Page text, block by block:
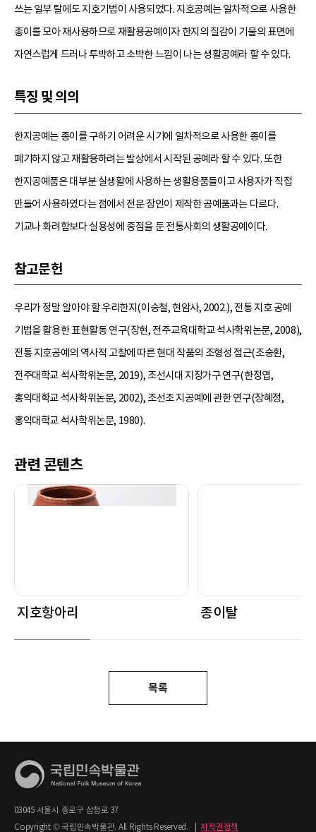
쓰는 일부 탈에도 지호기법이 사용되었다. 지호공예는 일차적으로 사용한
종이를 모아 재사용하므로 재활용공예이자 한지의 질감이 기물의 표면에
자연스럽게 드러나 투박하고 소박한 느낌이 나는 생활공예라 할 수 있다.
특징 및 의의
한지공예는 종이를 구하기 어려운 시기에 일차적으로 사용한 종이를
폐기하지 않고 재활용하려는 발상에서 시작된 공예라 할 수 있다. 또한
한지공예품은 대부분 실생활에 사용하는 생활용품들이고 사용자가 직접
만들어 사용하였다는 점에서 전문 장인이 제작한 공예품과는 다르다.
기교나 화려함보다 실용성에 중점을 둔 전통사회의 생활공예이다.
참고문헌
우리가 정말 알아야 할 우리한지(이승철, 현암사, 2002.), 전통 지호 공예
기법을 활용한 표현활동 연구(장현, 전주교육대학교 석사학위논문, 2008),
전통 지호공예의 역사적 고찰에 따른 현대 작품의 조형성 접근(조숭환,
전주대학교 석사학위논문, 2019), 조선시대 지장가구 연구(한정엽,
홍익대학교 석사학위논문, 2002), 조선조 지공예에 관한 연구(장혜정,
홍익대학교 석사학위논문, 1980).
관련 콘텐츠
지호항아리 종이탈
목록
03045 서울시 종로구 삼청로 37
Copyright © 국립민속박물관. All Rights Reserved.
저작권정책